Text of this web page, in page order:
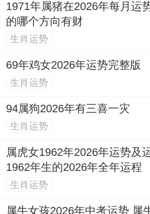
二月（辛卯）：财运小有机缘
杂，谨防口舌。
三月（壬辰）：食神配印，思
学习、策划。
四月（癸巳）：官杀混杂加剧
月凡事忍耐。
五月（甲午）：伏吟太岁，变
决策宜缓。
1971年属猪在2026年每月运
的哪个方向有财
生肖运势
69年鸡女2026年运势完整版
生肖运势
94属狗2026年有三喜一灾
生肖运势
属虎女1962年2026年运势及
1962年生的2026年全年运程
生肖运势
属牛女孩2026年中考运势 属